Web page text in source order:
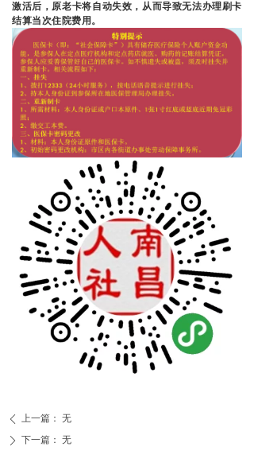
激活后，原老卡将自动失效，从而导致无法办理刷卡
结算当次住院费用。
ꄴ 上一篇： 无
ꄲ 下一篇： 无